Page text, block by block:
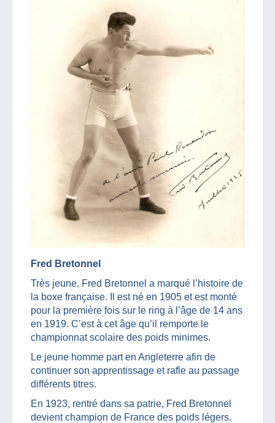
Fred Bretonnel
Très jeune, Fred Bretonnel a marqué l’histoire de
la boxe française. Il est né en 1905 et est monté
pour la première fois sur le ring à l’âge de 14 ans
en 1919. C’est à cet âge qu’il remporte le
championnat scolaire des poids minimes.
Le jeune homme part en Angleterre afin de
continuer son apprentissage et rafle au passage
différents titres.
En 1923, rentré dans sa patrie, Fred Bretonnel
devient champion de France des poids légers.